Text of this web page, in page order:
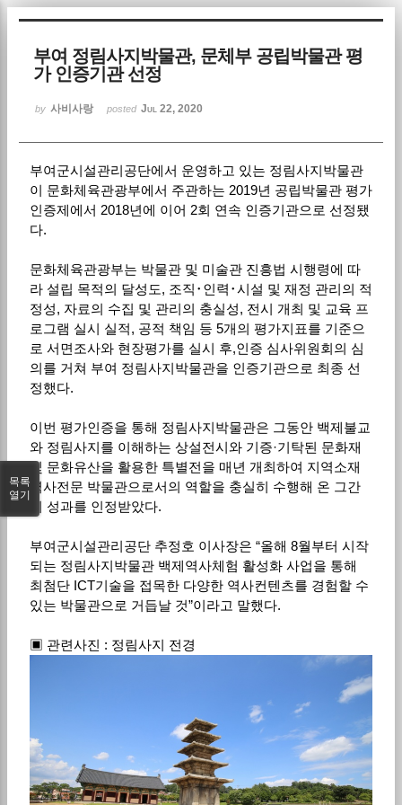
부여 정림사지박물관, 문체부 공립박물관 평
가 인증기관 선정
by 사비사랑 posted Jul 22, 2020
부여군시설관리공단에서 운영하고 있는 정림사지박물관
이 문화체육관광부에서 주관하는 2019년 공립박물관 평가
인증제에서 2018년에 이어 2회 연속 인증기관으로 선정됐
다.
문화체육관광부는 박물관 및 미술관 진흥법 시행령에 따
라 설립 목적의 달성도, 조직･인력･시설 및 재정 관리의 적
정성, 자료의 수집 및 관리의 충실성, 전시 개최 및 교육 프
로그램 실시 실적, 공적 책임 등 5개의 평가지표를 기준으
로 서면조사와 현장평가를 실시 후,인증 심사위원회의 심
의를 거쳐 부여 정림사지박물관을 인증기관으로 최종 선
정했다.
이번 평가인증을 통해 정림사지박물관은 그동안 백제불교
와 정림사지를 이해하는 상설전시와 기증·기탁된 문화재
및 문화유산을 활용한 특별전을 매년 개최하여 지역소재
역사전문 박물관으로서의 역할을 충실히 수행해 온 그간
의 성과를 인정받았다.
부여군시설관리공단 추정호 이사장은 “올해 8월부터 시작
되는 정림사지박물관 백제역사체험 활성화 사업을 통해
최첨단 ICT기술을 접목한 다양한 역사컨텐츠를 경험할 수
있는 박물관으로 거듭날 것”이라고 말했다.
▣ 관련사진 : 정림사지 전경
목록
열기
Sketchbook5, 스케치북5
Sketchbook5, 스케치북5